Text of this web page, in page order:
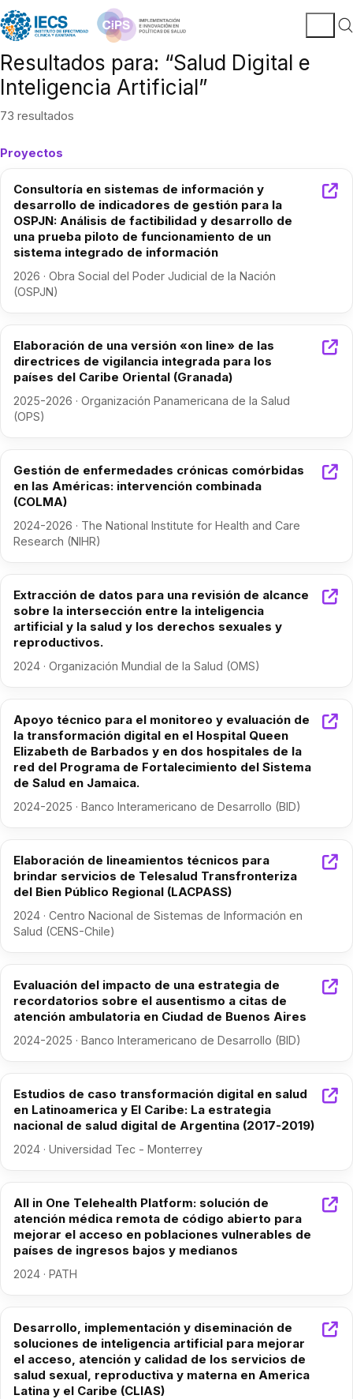
Resultados para: “Salud Digital e
Inteligencia Artificial”
73 resultados
Proyectos
Consultoría en sistemas de información y
desarrollo de indicadores de gestión para la
OSPJN: Análisis de factibilidad y desarrollo de
una prueba piloto de funcionamiento de un
sistema integrado de información
2026 · Obra Social del Poder Judicial de la Nación
(OSPJN)
Elaboración de una versión «on line» de las
directrices de vigilancia integrada para los
países del Caribe Oriental (Granada)
2025-2026 · Organización Panamericana de la Salud
(OPS)
Gestión de enfermedades crónicas comórbidas
en las Américas: intervención combinada
(COLMA)
2024-2026 · The National Institute for Health and Care
Research (NIHR)
Extracción de datos para una revisión de alcance
sobre la intersección entre la inteligencia
artificial y la salud y los derechos sexuales y
reproductivos.
2024 · Organización Mundial de la Salud (OMS)
Apoyo técnico para el monitoreo y evaluación de
la transformación digital en el Hospital Queen
Elizabeth de Barbados y en dos hospitales de la
red del Programa de Fortalecimiento del Sistema
de Salud en Jamaica.
2024-2025 · Banco Interamericano de Desarrollo (BID)
Elaboración de lineamientos técnicos para
brindar servicios de Telesalud Transfronteriza
del Bien Público Regional (LACPASS)
2024 · Centro Nacional de Sistemas de Información en
Salud (CENS-Chile)
Evaluación del impacto de una estrategia de
recordatorios sobre el ausentismo a citas de
atención ambulatoria en Ciudad de Buenos Aires
2024-2025 · Banco Interamericano de Desarrollo (BID)
Estudios de caso transformación digital en salud
en Latinoamerica y El Caribe: La estrategia
nacional de salud digital de Argentina (2017-2019)
2024 · Universidad Tec - Monterrey
All in One Telehealth Platform: solución de
atención médica remota de código abierto para
mejorar el acceso en poblaciones vulnerables de
países de ingresos bajos y medianos
2024 · PATH
Desarrollo, implementación y diseminación de
soluciones de inteligencia artificial para mejorar
el acceso, atención y calidad de los servicios de
salud sexual, reproductiva y materna en America
Latina y el Caribe (CLIAS)